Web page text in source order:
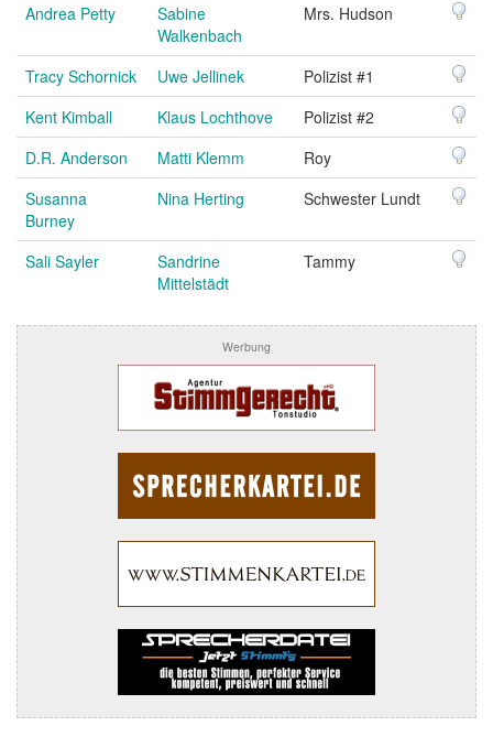
Andrea Petty
Sabine
Walkenbach
Mrs. Hudson
Tracy Schornick Uwe Jellinek
Polizist #1
Kent Kimball
Klaus Lochthove
Polizist #2
D.R. Anderson
Matti Klemm
Roy
Susanna
Burney
Nina Herting Schwester Lundt
Sali Sayler
Sandrine
Mittelstädt
Tammy
Werbung